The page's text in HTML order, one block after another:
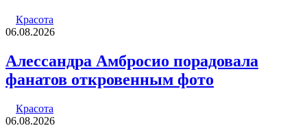
Красота
06.08.2026
Алессандра Амбросио порадовала
фанатов откровенным фото
Красота
06.08.2026